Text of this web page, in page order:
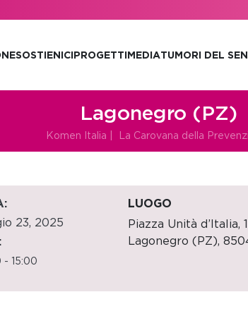
SOSTIENICIPROGETTIMEDIATUMORI DEL
Lagonegro (PZ)
Komen Italia La Carovana della
23, 2025
- 15:00
LUOGO
Piazza Unità d’Italia, 1
Lagonegro (PZ),